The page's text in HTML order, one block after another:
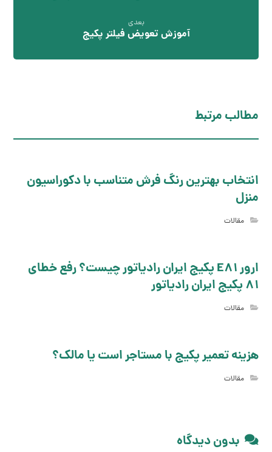
بعدی
آموزش تعویض فیلتر پکیج
مطالب مرتبط
انتخاب بهترین رنگ فرش متناسب با دکوراسیون
منزل
مقالات
ارور E81 پکیج ایران رادیاتور چیست؟ رفع خطای
81 پکیج ایران رادیاتور
مقالات
هزینه تعمیر پکیج با مستاجر است یا مالک؟
مقالات
بدون دیدگاه